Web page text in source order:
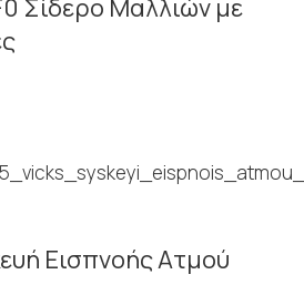
Σίδερο Μαλλιών με
Εισπνοής Ατμού